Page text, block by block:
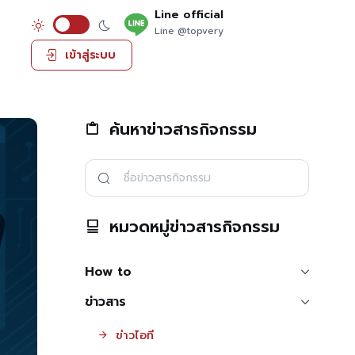
Line official
Line @topvery
เข้าสู่ระบบ
ค้นหาข่าวสารกิจกรรม
หมวดหมู่ข่าวสารกิจกรรม
How to
ข่าวสาร
ข่าวไอที